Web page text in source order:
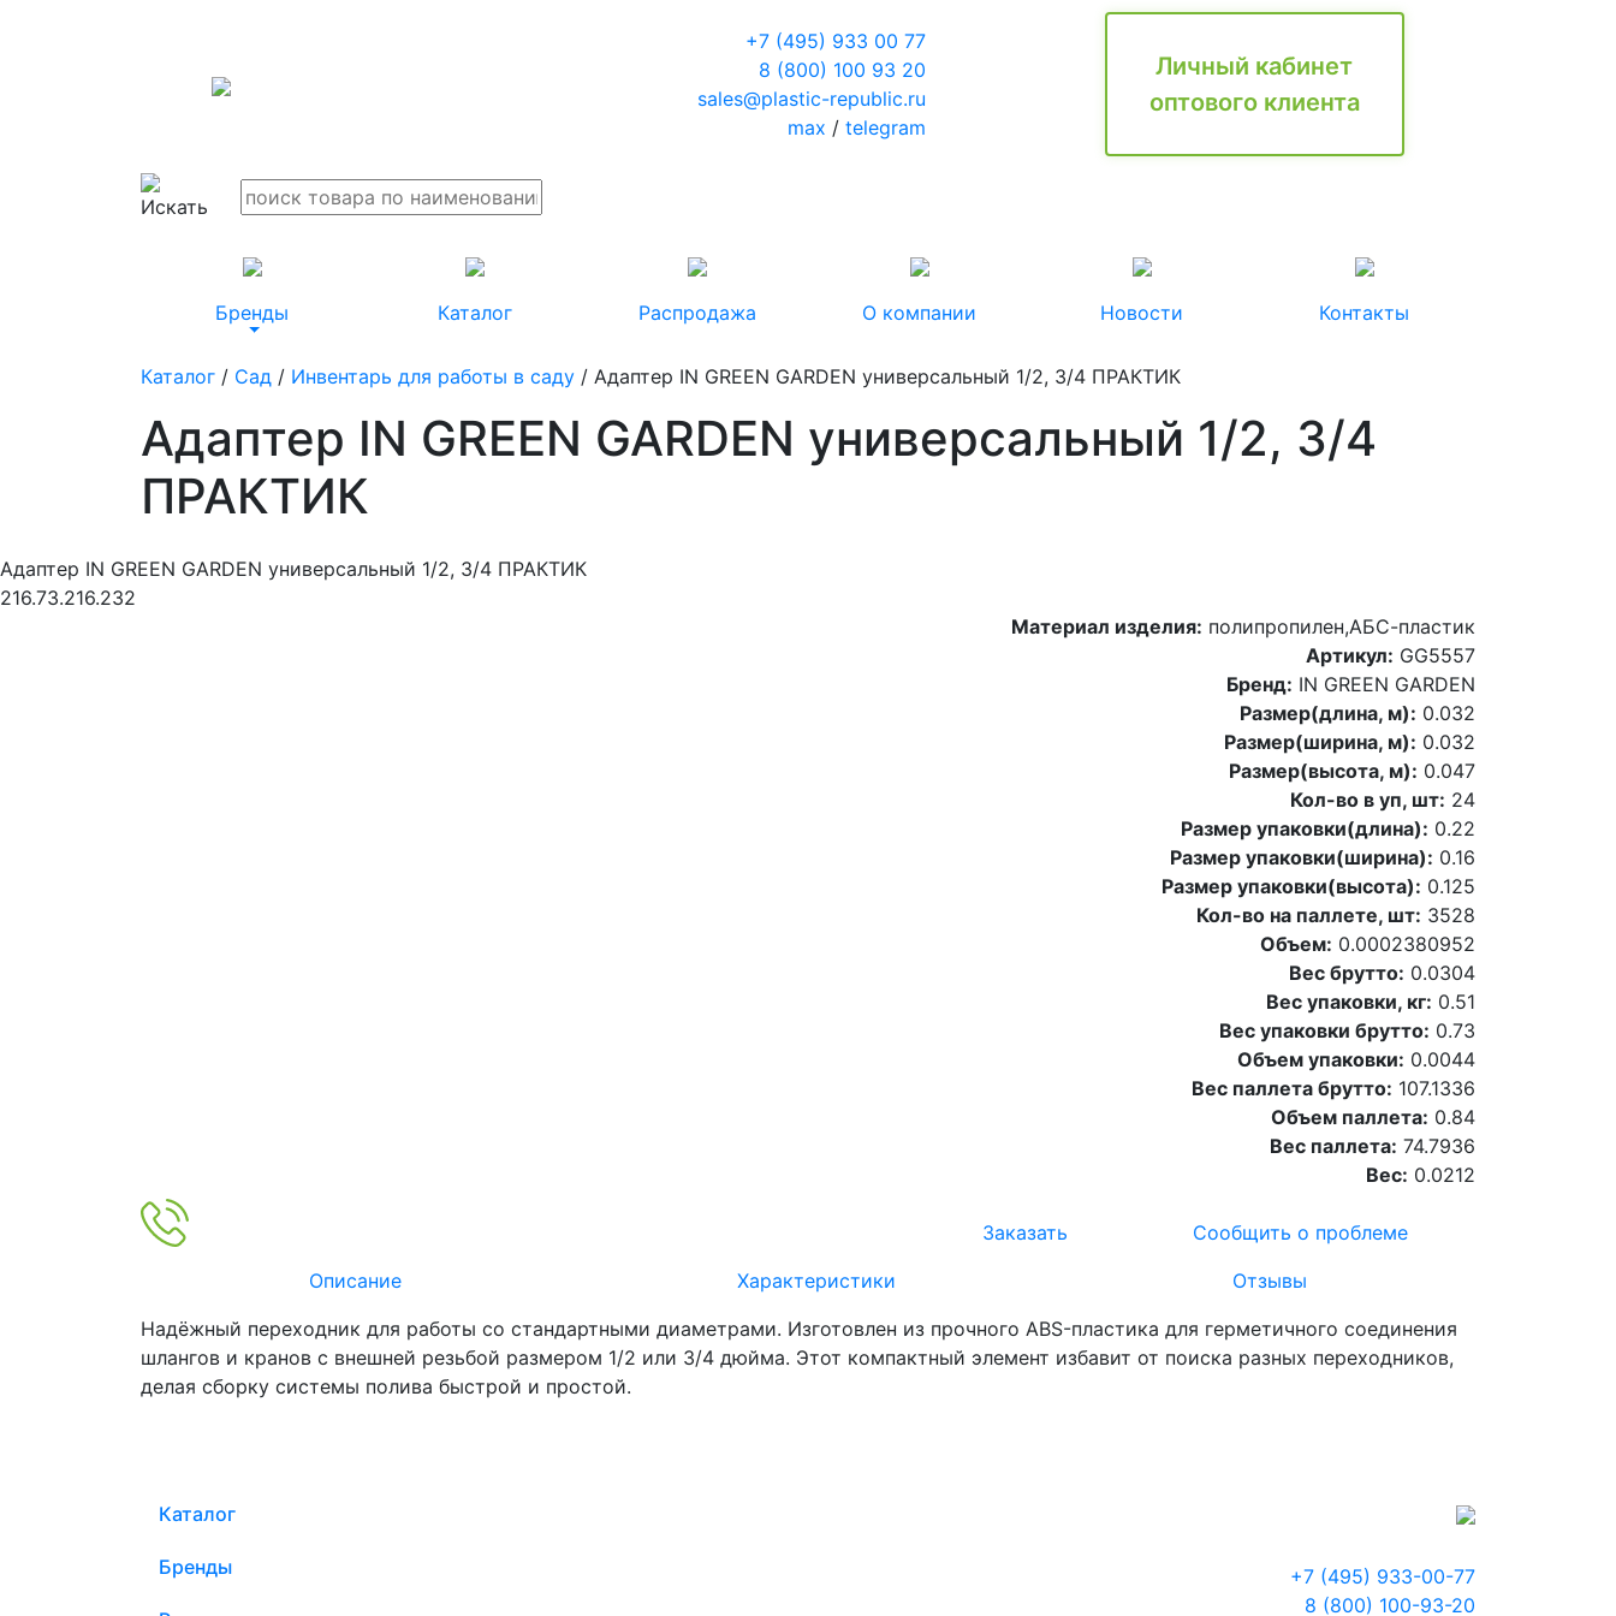
+7 (495) 933 00 77
8 (800) 100 93 20
sales@plastic-republic.ru
max / telegram
Личный кабинет
оптового клиента
Бренды Каталог Распродажа О компании Новости Контакты
Каталог / Сад / Инвентарь для работы в саду / Адаптер IN GREEN GARDEN универсальный 1/2, 3/4 ПРАКТИК
Адаптер IN GREEN GARDEN универсальный 1/2, 3/4
ПРАКТИК
Адаптер IN GREEN GARDEN универсальный 1/2, 3/4 ПРАКТИК
216.73.216.232
Материал изделия: полипропилен,АБС-пластик
Артикул: GG5557
Бренд: IN GREEN GARDEN
Размер(длина, м): 0.032
Размер(ширина, м): 0.032
Размер(высота, м): 0.047
Кол-во в уп, шт: 24
Размер упаковки(длина): 0.22
Размер упаковки(ширина): 0.16
Размер упаковки(высота): 0.125
Кол-во на паллете, шт: 3528
Объем: 0.0002380952
Вес брутто: 0.0304
Вес упаковки, кг: 0.51
Вес упаковки брутто: 0.73
Объем упаковки: 0.0044
Вес паллета брутто: 107.1336
Объем паллета: 0.84
Вес паллета: 74.7936
Вес: 0.0212
Заказать
Сообщить о проблеме
Описание
Характеристики
Отзывы
Надёжный переходник для работы со стандартными диаметрами. Изготовлен из прочного ABS-пластика для герметичного соединения
шлангов и кранов с внешней резьбой размером 1/2 или 3/4 дюйма. Этот компактный элемент избавит от поиска разных переходников,
делая сборку системы полива быстрой и простой.
Каталог
Бренды
+7 (495) 933-00-77
8 (800) 100-93-20